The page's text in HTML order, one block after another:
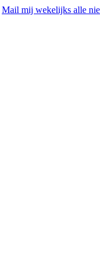
Mail mij wekelijks alle